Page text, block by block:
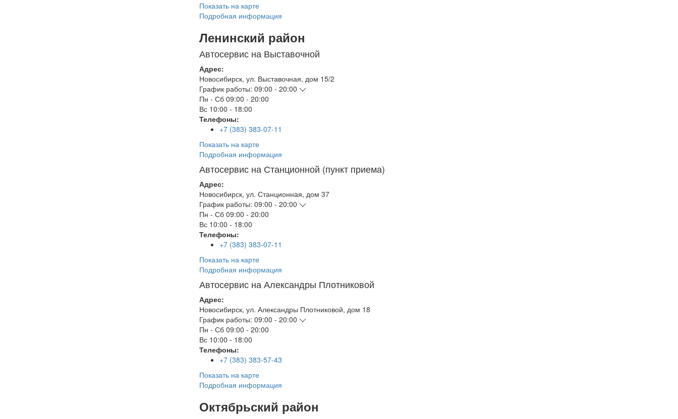
Показать на карте
Подробная информация
Ленинский район
Автосервис на Выставочной
Адрес:
Новосибирск, ул. Выставочная, дом 15/2
График работы: 09:00 - 20:00
Пн - Сб 09:00 - 20:00
Вс 10:00 - 18:00
Телефоны:
+7 (383) 383-07-11
Показать на карте
Подробная информация
Автосервис на Станционной (пункт приема)
Адрес:
Новосибирск, ул. Станционная, дом 37
График работы: 09:00 - 20:00
Пн - Сб 09:00 - 20:00
Вс 10:00 - 18:00
Телефоны:
+7 (383) 383-07-11
Показать на карте
Подробная информация
Автосервис на Александры Плотниковой
Адрес:
Новосибирск, ул. Александры Плотниковой, дом 18
График работы: 09:00 - 20:00
Пн - Сб 09:00 - 20:00
Вс 10:00 - 18:00
Телефоны:
+7 (383) 383-57-43
Показать на карте
Подробная информация
Октябрьский район